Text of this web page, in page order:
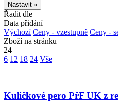
Řadit dle
Data přidání
Výchozí Ceny - vzestupně Ceny -
Zboží na stránku
24
6 12 18 24 Vše
Kuličkové pero PřF UK z